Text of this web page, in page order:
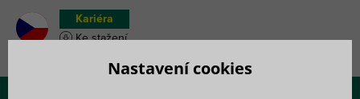
Kariéra
Ke stažení
Nastavení cookies